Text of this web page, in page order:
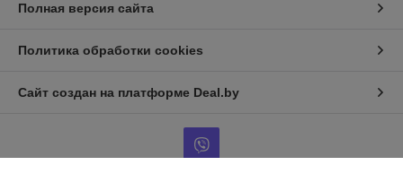
Полная версия сайта
Политика обработки cookies
Сайт создан на платформе Deal.by